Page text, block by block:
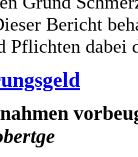
Bericht
Pflichten